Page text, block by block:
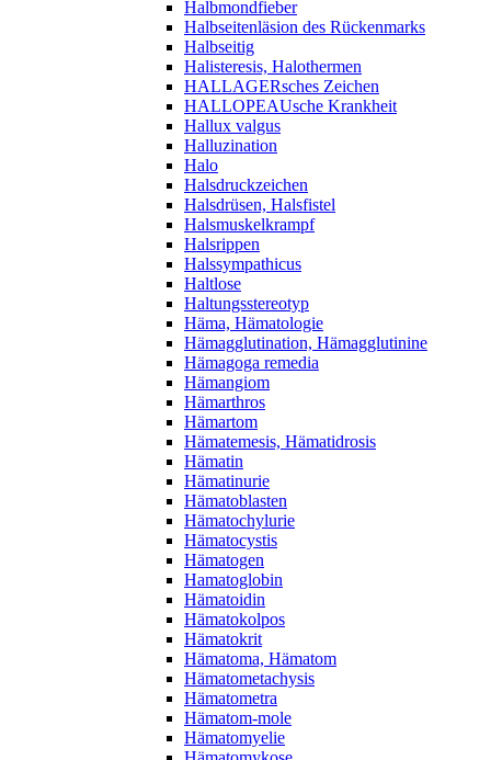
Halbmondfieber
Halbseitenläsion des Rückenmarks
Halbseitig
Halisteresis, Halothermen
HALLAGERsches Zeichen
HALLOPEAUsche Krankheit
Hallux valgus
Halluzination
Halo
Halsdruckzeichen
Halsdrüsen, Halsfistel
Halsmuskelkrampf
Halsrippen
Halssympathicus
Haltlose
Haltungsstereotyp
Häma, Hämatologie
Hämagglutination, Hämagglutinine
Hämagoga remedia
Hämangiom
Hämarthros
Hämartom
Hämatemesis, Hämatidrosis
Hämatin
Hämatinurie
Hämatoblasten
Hämatochylurie
Hämatocystis
Hämatogen
Hamatoglobin
Hämatoidin
Hämatokolpos
Hämatokrit
Hämatoma, Hämatom
Hämatometachysis
Hämatometra
Hämatom-mole
Hämatomyelie